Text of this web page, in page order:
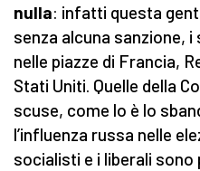
nulla: infatti questa
senza alcuna sanzione,
nelle piazze di Francia,
Stati Uniti. Quelle della
scuse, come lo è lo
l’influenza russa nelle
socialisti e i liberali